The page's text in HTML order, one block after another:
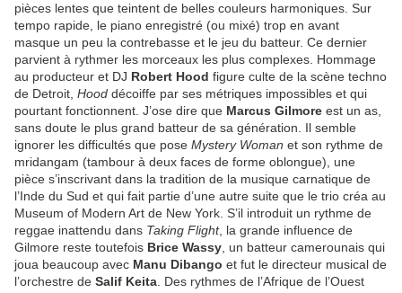
pièces lentes que teintent de belles couleurs harmoniques. Sur
tempo rapide, le piano enregistré (ou mixé) trop en avant
masque un peu la contrebasse et le jeu du batteur. Ce dernier
parvient à rythmer les morceaux les plus complexes. Hommage
au producteur et DJ Robert Hood figure culte de la scène techno
de Detroit, Hood décoiffe par ses métriques impossibles et qui
pourtant fonctionnent. J’ose dire que Marcus Gilmore est un as,
sans doute le plus grand batteur de sa génération. Il semble
ignorer les difficultés que pose Mystery Woman et son rythme de
mridangam (tambour à deux faces de forme oblongue), une
pièce s’inscrivant dans la tradition de la musique carnatique de
l’Inde du Sud et qui fait partie d’une autre suite que le trio créa au
Museum of Modern Art de New York. S’il introduit un rythme de
reggae inattendu dans Taking Flight, la grande influence de
Gilmore reste toutefois Brice Wassy , un batteur camerounais qui
joua beaucoup avec Manu Dibango et fut le directeur musical de
l’orchestre de Salif Keita . Des rythmes de l’Afrique de l’Ouest